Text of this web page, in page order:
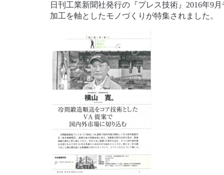
日刊工業新聞社発行の『プレス技術』2016年9
加工を軸としたモノづくりが特集されました。